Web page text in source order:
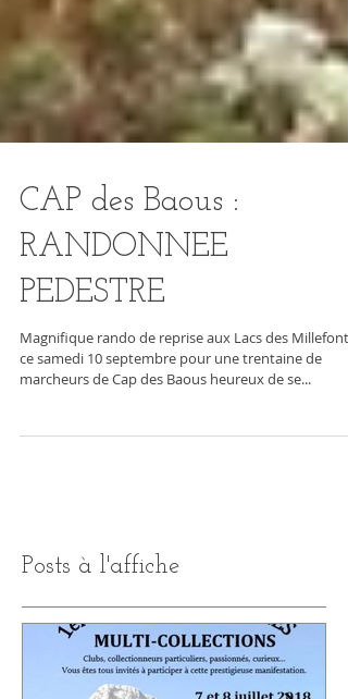
CAP des Baous :
RANDONNEE
PEDESTRE
Magnifique rando de reprise aux Lacs des Millefonts
Posts à l'affiche